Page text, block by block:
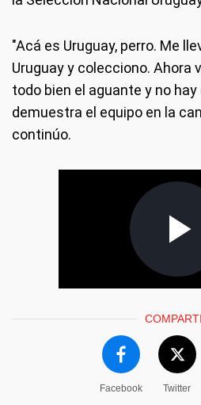
"Acá es Uruguay, perro. Me
Uruguay y colecciono. Ahora
todo bien el aguante y no
demuestra el equipo en la
continúo.
Facebook Twitter